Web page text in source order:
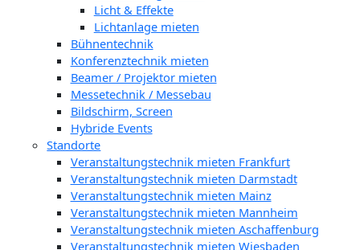
Licht & Effekte
Lichtanlage mieten
Bühnentechnik
Konferenztechnik mieten
Beamer / Projektor mieten
Messetechnik / Messebau
Bildschirm, Screen
Hybride Events
Standorte
Veranstaltungstechnik mieten Frankfurt
Veranstaltungstechnik mieten Darmstadt
Veranstaltungstechnik mieten Mainz
Veranstaltungstechnik mieten Mannheim
Veranstaltungstechnik mieten Aschaffenburg
Veranstaltungstechnik mieten Wiesbaden